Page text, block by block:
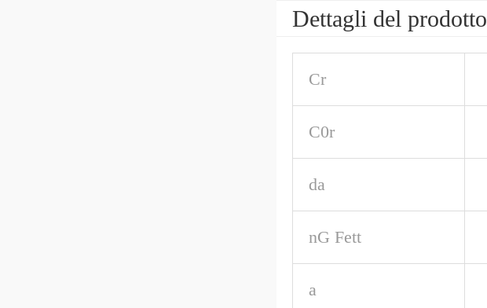
Dettagli del prodotto
Cr
C0r
da
nG Fett
a